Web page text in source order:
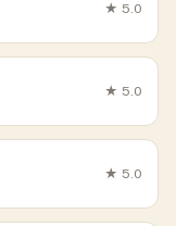
★ 5.0
★ 5.0
★ 5.0